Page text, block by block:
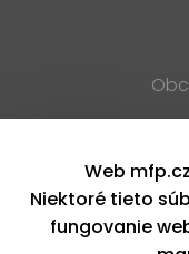
Web
Niektoré tieto
fungovanie